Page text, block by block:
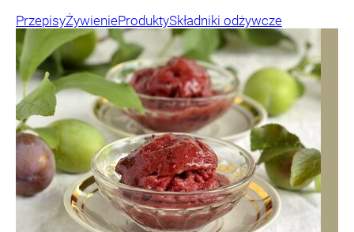
PrzepisyŻywienieProduktySkładniki odżywcze